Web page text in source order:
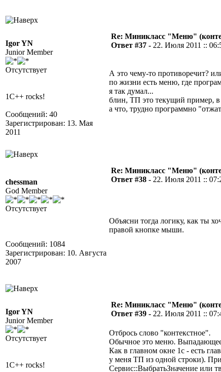
Igor YN
Junior Member
Отсутствует
1C++ rocks!
Сообщений: 40
Зарегистрирован: 13. Мая
2011
Re: Миникласс "Меню"
Ответ #37 - 22. Июля 2011 ::
А это чему-то противоречит?
по жизни есть меню, где
я так думал...
блин, ТП это текущий пример,
а что, трудно программно
chessman
God Member
Отсутствует
Сообщений: 1084
Зарегистрирован: 10. Августа
2007
Re: Миникласс "Меню"
Ответ #38 - 22. Июля 2011 ::
Объясни тогда логику, как ты
правой кнопке мыши.
Igor YN
Junior Member
Отсутствует
1C++ rocks!
Re: Миникласс "Меню"
Ответ #39 - 22. Июля 2011 ::
Отбрось слово "контекстное".
Обычное это меню.
Как в главном окне 1с - есть
у меня ТП из одной строки).
Сервис::ВыбратьЗначение или